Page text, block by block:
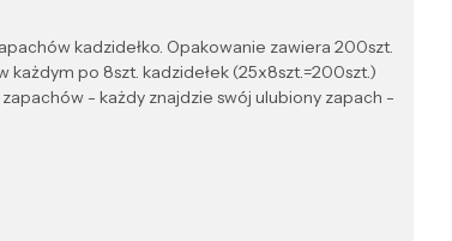
kadzidełko. Opakowanie zawiera 200szt.
każdym po 8szt. kadzidełek (25x8szt.=200szt.)
- każdy znajdzie swój ulubiony zapach -